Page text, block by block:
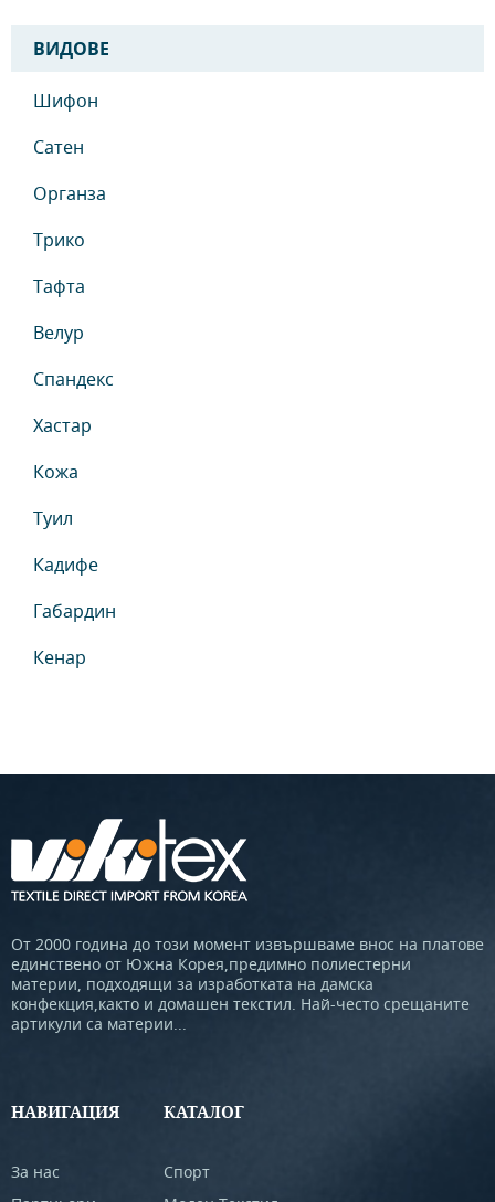
ВИДОВЕ
Шифон
Сатен
Органза
Трико
Тафта
Велур
Спандекс
Хастар
Кожа
Туил
Кадифе
Габардин
Кенар
От 2000 година до този момент извършваме внос на платове
единствено от Южна Корея,предимно полиестерни
материи, подходящи за изработката на дамска
конфекция,както и домашен текстил. Най-често срещаните
артикули са материи...
НАВИГАЦИЯ
За нас
КАТАЛОГ
Спорт